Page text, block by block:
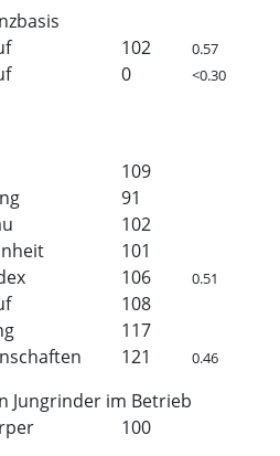
102 0.57
0 <0.30
109
91
102
101
106 0.51
108
117
121 0.46
Jungrinder im Betrieb
100